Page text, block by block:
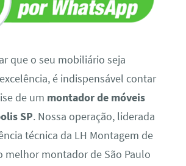
que o seu mobiliário seja
é indispensável contar
de um montador de móveis
SP. Nossa operação, liderada
técnica da LH Montagem de
melhor montador de São Paulo